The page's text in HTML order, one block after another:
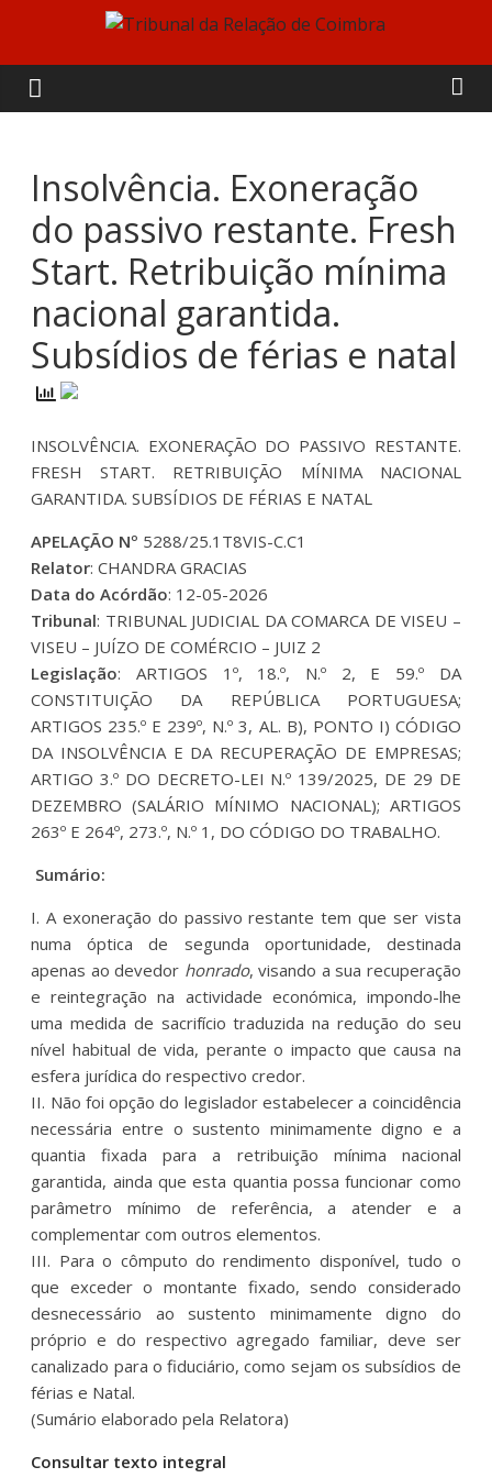
content
Tribunal
da
Relação
de
Coimbra
Insolvência. Exoneração
do passivo restante. Fresh
Start. Retribuição mínima
nacional garantida.
Subsídios de férias e natal
INSOLVÊNCIA. EXONERAÇÃO DO PASSIVO RESTANTE.
FRESH START. RETRIBUIÇÃO MÍNIMA NACIONAL
GARANTIDA. SUBSÍDIOS DE FÉRIAS E NATAL
APELAÇÃO Nº 5288/25.1T8VIS-C.C1
Relator: CHANDRA GRACIAS
Data do Acórdão: 12-05-2026
Tribunal: TRIBUNAL JUDICIAL DA COMARCA DE VISEU –
VISEU – JUÍZO DE COMÉRCIO – JUIZ 2
Legislação: ARTIGOS 1º, 18.º, N.º 2, E 59.º DA
CONSTITUIÇÃO DA REPÚBLICA PORTUGUESA;
ARTIGOS 235.º E 239º, N.º 3, AL. B), PONTO I) CÓDIGO
DA INSOLVÊNCIA E DA RECUPERAÇÃO DE EMPRESAS;
ARTIGO 3.º DO DECRETO-LEI N.º 139/2025, DE 29 DE
DEZEMBRO (SALÁRIO MÍNIMO NACIONAL); ARTIGOS
263º E 264º, 273.º, N.º 1, DO CÓDIGO DO TRABALHO.
Sumário:
I. A exoneração do passivo restante tem que ser vista
numa óptica de segunda oportunidade, destinada
apenas ao devedor honrado, visando a sua recuperação
e reintegração na actividade económica, impondo-lhe
uma medida de sacrifício traduzida na redução do seu
nível habitual de vida, perante o impacto que causa na
esfera jurídica do respectivo credor.
II. Não foi opção do legislador estabelecer a coincidência
necessária entre o sustento minimamente digno e a
quantia fixada para a retribuição mínima nacional
garantida, ainda que esta quantia possa funcionar como
parâmetro mínimo de referência, a atender e a
complementar com outros elementos.
III. Para o cômputo do rendimento disponível, tudo o
que exceder o montante fixado, sendo considerado
desnecessário ao sustento minimamente digno do
próprio e do respectivo agregado familiar, deve ser
canalizado para o fiduciário, como sejam os subsídios de
férias e Natal.
(Sumário elaborado pela Relatora)
Consultar texto integral